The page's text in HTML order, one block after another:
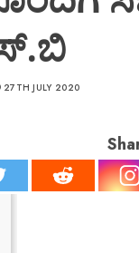
27TH JULY 2020